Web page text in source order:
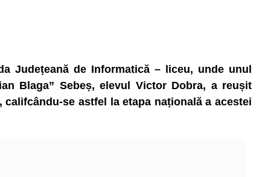
Județeană de Informatică – liceu, unde unul
Blaga” Sebeș, elevul Victor Dobra, a reușit
se astfel la etapa națională a acestei